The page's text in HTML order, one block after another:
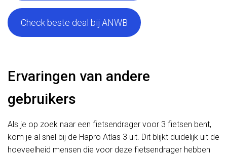
Check beste deal bij ANWB
Ervaringen van andere
gebruikers
Als je op zoek naar een fietsendrager voor 3 fietsen bent,
kom je al snel bij de Hapro Atlas 3 uit. Dit blijkt duidelijk uit de
hoeveelheid mensen die voor deze fietsendrager hebben